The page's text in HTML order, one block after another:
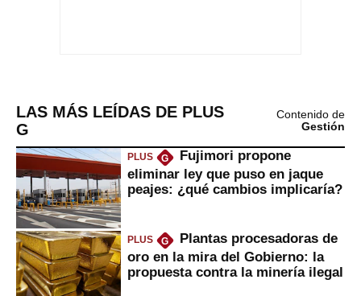
LAS MÁS LEÍDAS DE PLUS
G
Contenido de
Gestión
PLUS G
Fujimori propone
eliminar ley que puso en jaque
peajes: ¿qué cambios implicaría?
PLUS G
Plantas procesadoras de
oro en la mira del Gobierno: la
propuesta contra la minería ilegal